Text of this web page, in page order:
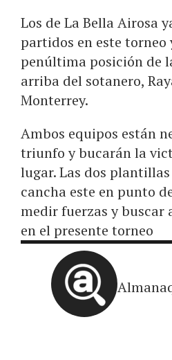
Los de La Bella Airosa
partidos en este torneo
penúltima posición de
arriba del sotanero,
Monterrey.
Ambos equipos están
triunfo y bucarán la
lugar. Las dos
cancha este en punto
medir fuerzas y buscar
en el presente torneo